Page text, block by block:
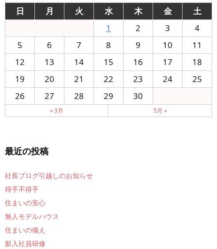
日
月 火 水 木 金
土
1
2 3
4
5
6 7 8 9 10
11
12
13 14 15 16 17
18
19
20 21 22 23 24
25
26
27 28 29 30
« 3月 5月 »
最近の投稿
社長ブログ引越しのお知らせ
得手不得手
住まいの安心
無人モデルハウス
住まいの備え
新入社員研修